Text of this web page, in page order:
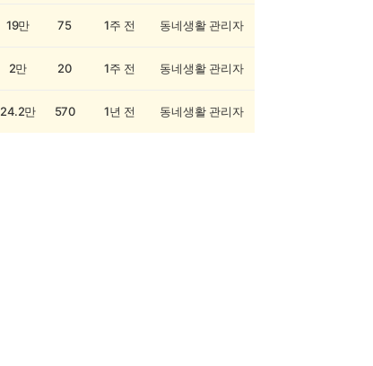
19만 75 1주 전 동네생활 관리자
2만 20 1주 전 동네생활 관리자
24.2만 570 1년 전 동네생활 관리자